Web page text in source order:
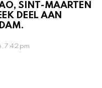
SINT-MAARTEN
DEEL AAN
7:42 pm